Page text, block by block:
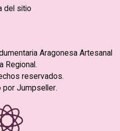
del sitio
Aragonesa Artesanal
Regional.
reservados.
por Jumpseller.